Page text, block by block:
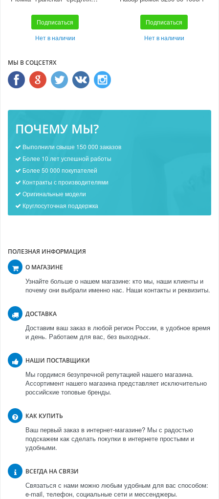
Подписаться
Нет в наличии
Подписаться
Нет в наличии
МЫ В СОЦСЕТЯХ
ПОЧЕМУ МЫ?
Выполнили свыше 150 000 заказов
Более 10 лет успешной работы
Более 50 000 покупателей
Контракты с производителями
Оригинальные модели
Круглосуточная поддержка
ПОЛЕЗНАЯ ИНФОРМАЦИЯ
О МАГАЗИНЕ
Узнайте больше о нашем магазине: кто мы, наши клиенты и
почему они выбрали именно нас. Наши контакты и реквизиты.
ДОСТАВКА
Доставим ваш заказ в любой регион России, в удобное время
и день. Работаем для вас, без выходных.
НАШИ ПОСТАВЩИКИ
Мы гордимся безупречной репутацией нашего магазина.
Ассортимент нашего магазина представляет исключительно
российские топовые бренды.
КАК КУПИТЬ
Ваш первый заказ в интернет-магазине? Мы с радостью
подскажем как сделать покупки в интернете простыми и
удобными.
ВСЕГДА НА СВЯЗИ
Связаться с нами можно любым удобным для вас способом:
e-mail, телефон, социальные сети и мессенджеры.